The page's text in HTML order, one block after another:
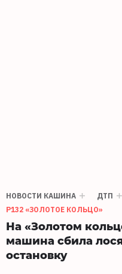
НОВОСТИ КАШИНА ДТП
Р132 «ЗОЛОТОЕ КОЛЬЦО»
На «Золотом
машина сбила
остановку